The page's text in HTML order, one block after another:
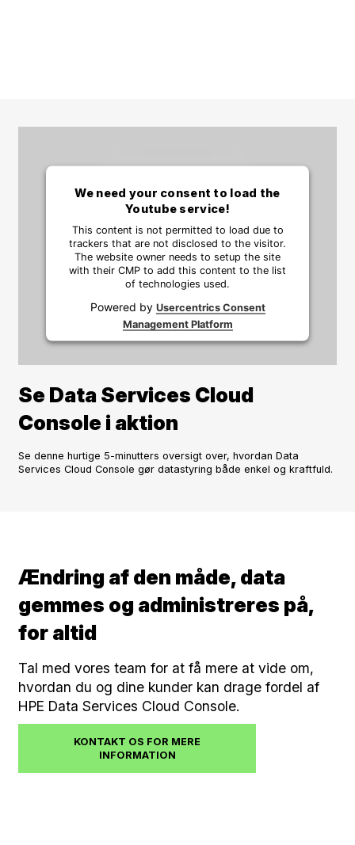
We need your consent to load the
Youtube service!
This content is not permitted to load due to
trackers that are not disclosed to the visitor.
The website owner needs to setup the site
with their CMP to add this content to the list
of technologies used.
Powered by Usercentrics Consent
Management Platform
Se Data Services Cloud
Console i aktion
Se denne hurtige 5-minutters oversigt over, hvordan Data
Services Cloud Console gør datastyring både enkel og kraftfuld.
Ændring af den måde, data
gemmes og administreres på,
for altid
Tal med vores team for at få mere at vide om,
hvordan du og dine kunder kan drage fordel af
HPE Data Services Cloud Console.
KONTAKT OS FOR MERE
INFORMATION